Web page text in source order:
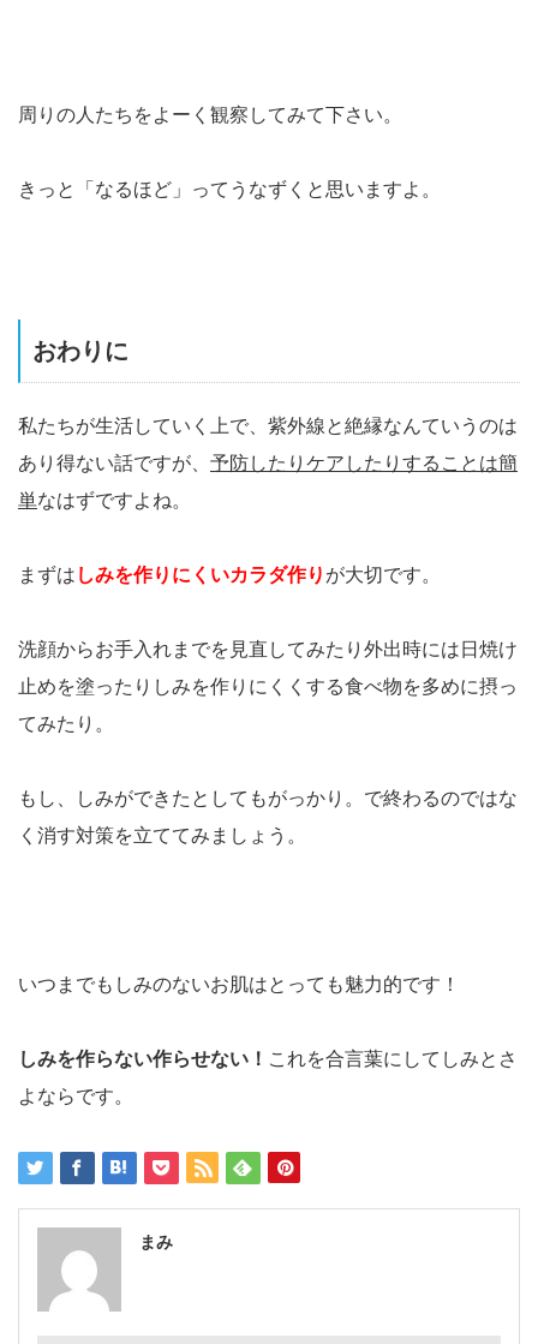
周りの人たちをよーく観察してみて下さい。
きっと「なるほど」ってうなずくと思いますよ。
おわりに
私たちが生活していく上で、紫外線と絶縁なんていうのは
あり得ない話ですが、 予防したりケアしたりすることは簡
単なはずですよね。
まずは しみを作りにくいカラダ作り が大切です。
洗顔からお手入れまでを見直してみたり外出時には日焼け
止めを塗ったりしみを作りにくくする食べ物を多めに摂っ
てみたり。
もし、しみができたとしてもがっかり。で終わるのではな
く消す対策を立ててみましょう。
いつまでもしみのないお肌はとっても魅力的です！
しみを作らない作らせない！ これを合言葉にしてしみとさ
よならです。
まみ